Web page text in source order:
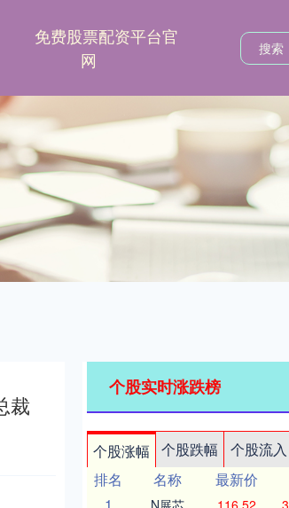
免费股票配资平台官
网
裁
个股实时涨跌榜
个股涨幅 个股跌幅 个股流入
排名
名称 最新价
N展芯 116.52